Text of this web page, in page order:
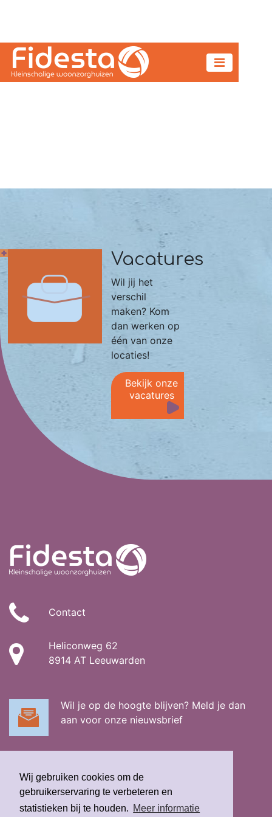
Wij gebruiken cookies om de
gebruikerservaring te verbeteren en
statistieken bij te houden. Meer informatie
Vacatures
Wil jij het
verschil
maken? Kom
dan werken op
één van onze
locaties!
Bekijk onze
vacatures
Contact
Heliconweg 62
8914 AT Leeuwarden
Wil je op de hoogte blijven? Meld je dan
aan voor onze nieuwsbrief